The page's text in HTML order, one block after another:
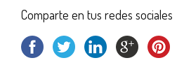
Comparte en tus redes sociales